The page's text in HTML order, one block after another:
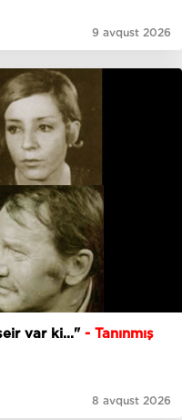
9 avqust 2026
var ki..." - Tanınmış
8 avqust 2026